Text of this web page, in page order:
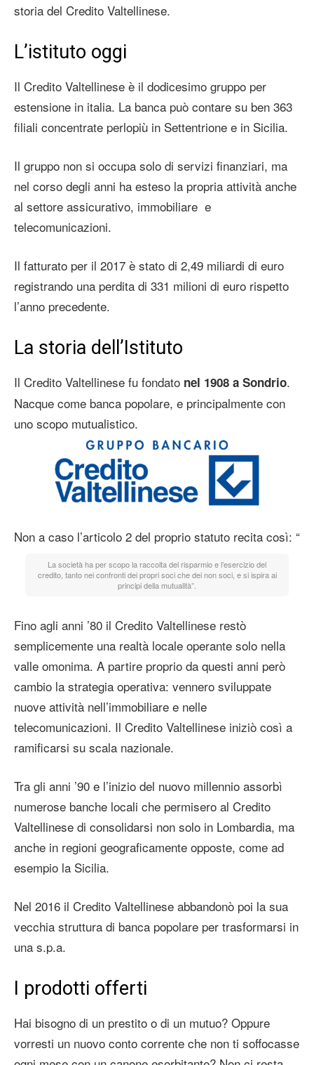
storia del Credito Valtellinese.
L’istituto oggi
Il Credito Valtellinese è il dodicesimo gruppo per
estensione in italia. La banca può contare su ben 363
filiali concentrate perlopiù in Settentrione e in Sicilia.
Il gruppo non si occupa solo di servizi finanziari, ma
nel corso degli anni ha esteso la propria attività anche
al settore assicurativo, immobiliare e
telecomunicazioni.
Il fatturato per il 2017 è stato di 2,49 miliardi di euro
registrando una perdita di 331 milioni di euro rispetto
l’anno precedente.
La storia dell’Istituto
Il Credito Valtellinese fu fondato nel 1908 a Sondrio.
Nacque come banca popolare, e principalmente con
uno scopo mutualistico.
Non a caso l’articolo 2 del proprio statuto recita così: “
La società ha per scopo la raccolta del risparmio e l’esercizio del
credito, tanto nei confronti dei propri soci che dei non soci, e si ispira ai
principi della mutualità”.
Fino agli anni ’80 il Credito Valtellinese restò
semplicemente una realtà locale operante solo nella
valle omonima. A partire proprio da questi anni però
cambio la strategia operativa: vennero sviluppate
nuove attività nell’immobiliare e nelle
telecomunicazioni. Il Credito Valtellinese iniziò così a
ramificarsi su scala nazionale.
Tra gli anni ’90 e l’inizio del nuovo millennio assorbì
numerose banche locali che permisero al Credito
Valtellinese di consolidarsi non solo in Lombardia, ma
anche in regioni geograficamente opposte, come ad
esempio la Sicilia.
Nel 2016 il Credito Valtellinese abbandonò poi la sua
vecchia struttura di banca popolare per trasformarsi in
una s.p.a.
I prodotti offerti
Hai bisogno di un prestito o di un mutuo? Oppure
vorresti un nuovo conto corrente che non ti soffocasse